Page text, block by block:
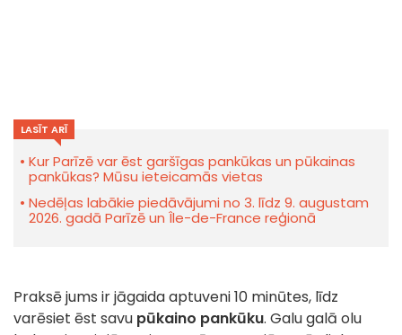
LASĪT ARĪ
Kur Parīzē var ēst garšīgas pankūkas un pūkainas
pankūkas? Mūsu ieteicamās vietas
Nedēļas labākie piedāvājumi no 3. līdz 9. augustam
2026. gadā Parīzē un Île-de-France reģionā
Praksē jums ir jāgaida aptuveni 10 minūtes, līdz
varēsiet ēst savu pūkaino pankūku. Galu galā olu